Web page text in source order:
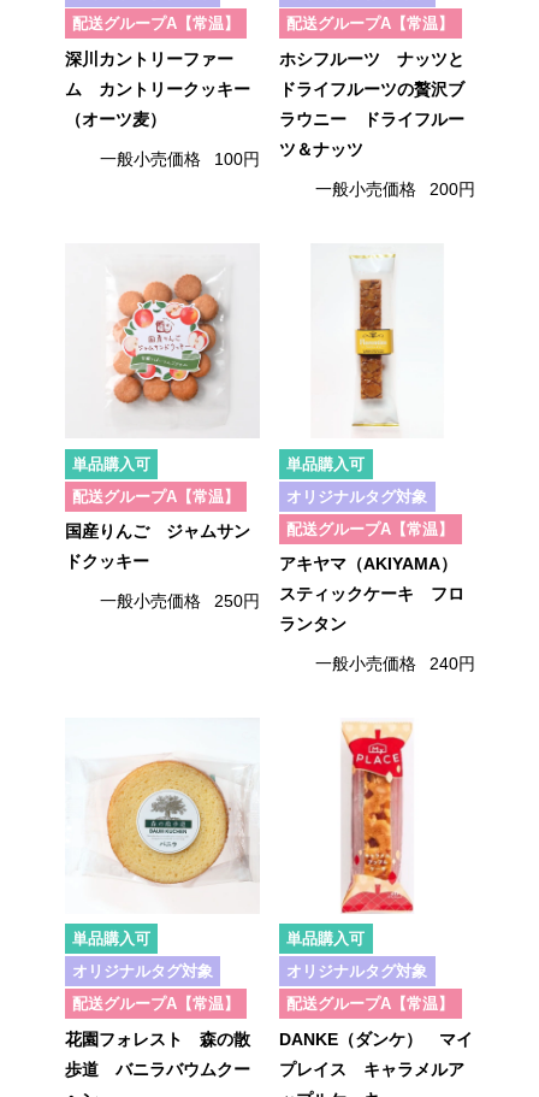
配送グループA【常温】
深川カントリーファー
ム カントリークッキー
（オーツ麦）
一般小売価格 100円
配送グループA【常温】
ホシフルーツ ナッツと
ドライフルーツの贅沢ブ
ラウニー ドライフルー
ツ＆ナッツ
一般小売価格 200円
単品購入可
配送グループA【常温】
国産りんご ジャムサン
ドクッキー
一般小売価格 250円
単品購入可
オリジナルタグ対象
配送グループA【常温】
アキヤマ（AKIYAMA）
スティックケーキ フロ
ランタン
一般小売価格 240円
単品購入可
オリジナルタグ対象
配送グループA【常温】
花園フォレスト 森の散
歩道 バニラバウムクー
単品購入可
オリジナルタグ対象
配送グループA【常温】
DANKE（ダンケ） マイ
プレイス キャラメルア